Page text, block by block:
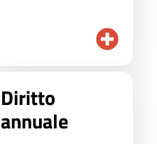
Diritto
annuale